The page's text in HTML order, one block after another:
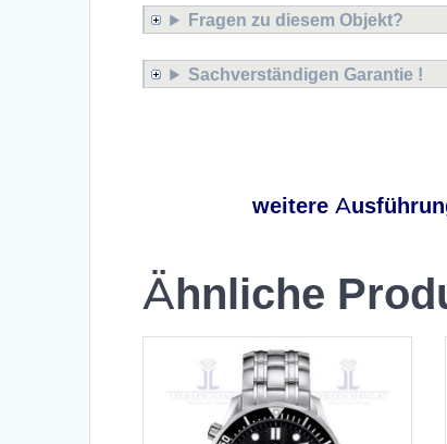
Fragen zu diesem Objekt?
Sachverständigen Garantie !
weitere
Ähnliche